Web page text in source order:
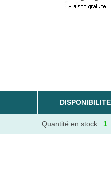
DISPONIBILITE
Quantité en stock : 1